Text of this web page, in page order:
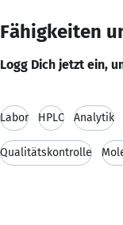
Fähigkeiten
Logg Dich jetzt ein,
Labor HPLC Analytik
Qualitätskontrolle